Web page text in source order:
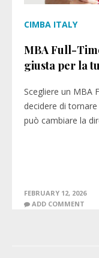
CIMBA ITALY
MBA Full-
giusta per la
Scegliere un MBA
decidere di
può cambiare la
FEBRUARY 12, 2026
ADD COMMENT